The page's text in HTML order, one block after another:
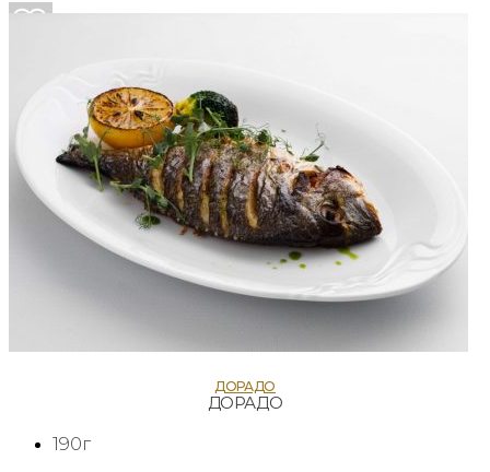
ДОРАДО
ДОРАДО
190г